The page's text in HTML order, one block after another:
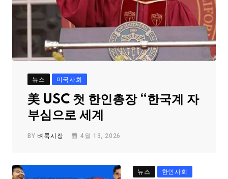
뉴스 미국사회
美 USC 첫 한인총장 “한국계 자
부심으로 세계
BY 벼룩시장 4월 13, 2026
뉴스 한인사회